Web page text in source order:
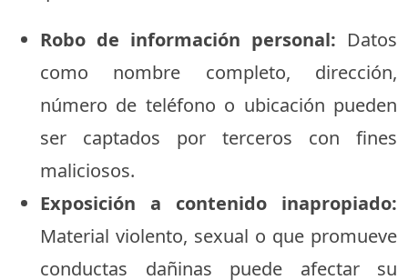
Robo de información personal: Datos
como nombre completo, dirección,
número de teléfono o ubicación pueden
ser captados por terceros con fines
maliciosos.
Exposición a contenido inapropiado:
Material violento, sexual o que promueve
conductas dañinas puede afectar su